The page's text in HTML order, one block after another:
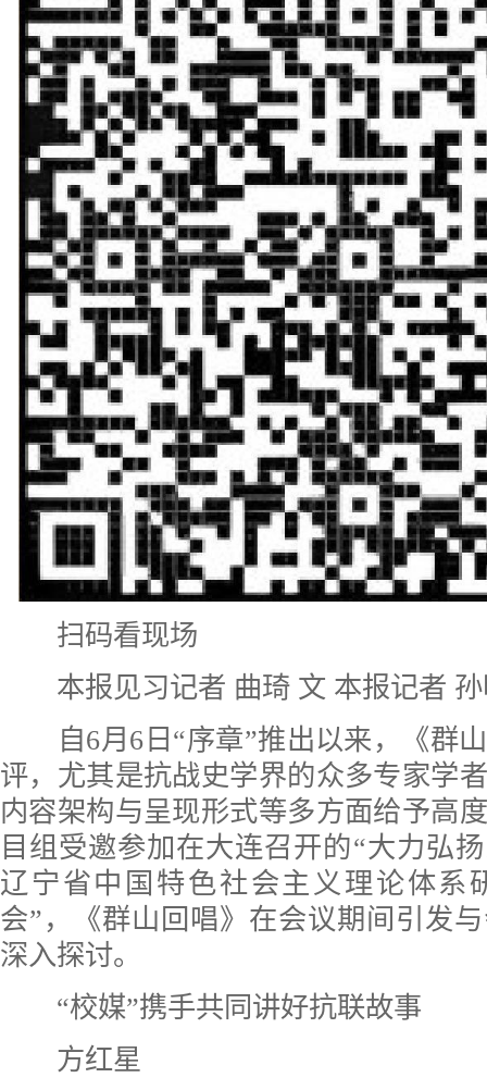
扫码看现场
本报见习记者 曲琦 文 本报记者 孙
自6月6日“序章”推出以来，《群
评，尤其是抗战史学界的众多专家学
内容架构与呈现形式等多方面给予高
目组受邀参加在大连召开的“大力弘
辽宁省中国特色社会主义理论体系
会”，《群山回唱》在会议期间引发
深入探讨。
“校媒”携手共同讲好抗联故事
方红星